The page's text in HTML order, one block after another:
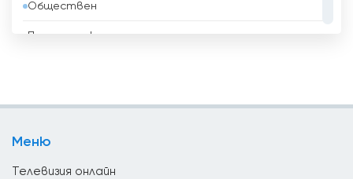
Боливия
Обществен
Политически
Меню
Телевизия онлайн